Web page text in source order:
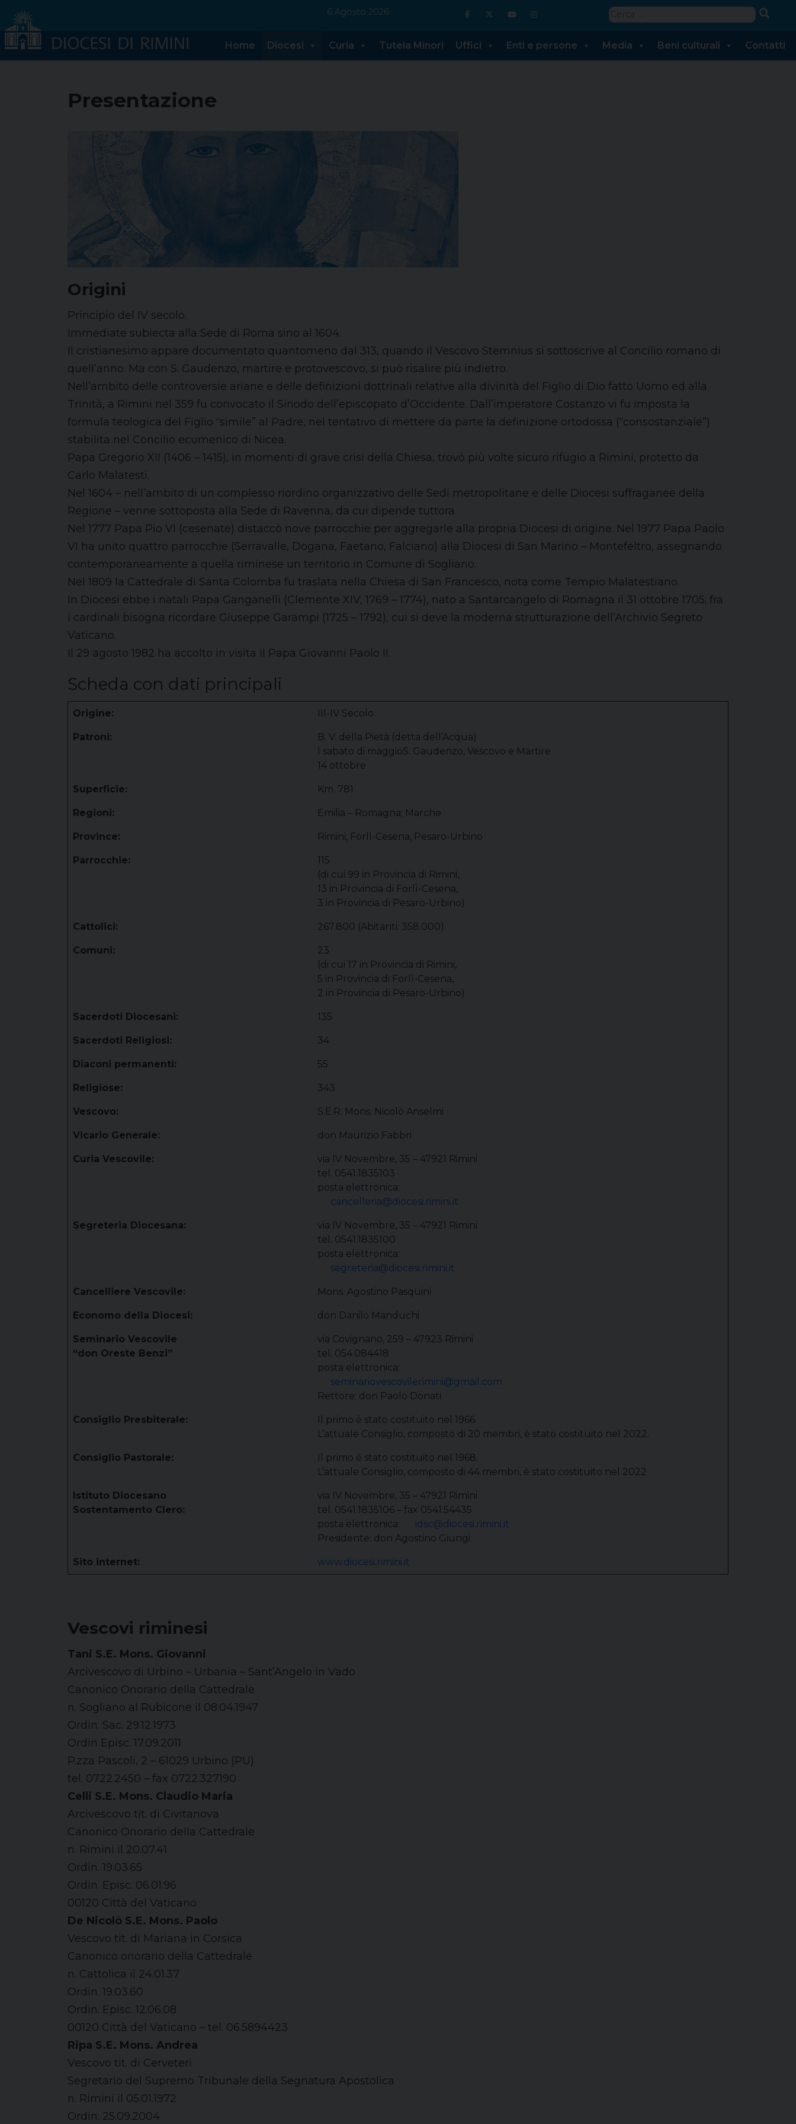
content
6 Agosto 2026
Ricerca
Home Diocesi Curia Tutela Minori Uffici Enti e persone Media Beni culturali Contatti
Presentazione
Origini
Principio del IV secolo.
Immediate subiecta alla Sede di Roma sino al 1604.
Il cristianesimo appare documentato quantomeno dal 313, quando il Vescovo Stemnius si sottoscrive al Concilio romano di
quell’anno. Ma con S. Gaudenzo, martire e protovescovo, si può risalire più indietro.
Nell’ambito delle controversie ariane e delle definizioni dottrinali relative alla divinità del Figlio di Dio fatto Uomo ed alla
Trinità, a Rimini nel 359 fu convocato il Sinodo dell’episcopato d’Occidente. Dall’imperatore Costanzo vi fu imposta la
formula teologica del Figlio “simile” al Padre, nel tentativo di mettere da parte la definizione ortodossa (“consostanziale”)
stabilita nel Concilio ecumenico di Nicea.
Papa Gregorio XII (1406 – 1415), in momenti di grave crisi della Chiesa, trovò più volte sicuro rifugio a Rimini, protetto da
Carlo Malatesti.
Nel 1604 – nell’ambito di un complesso riordino organizzativo delle Sedi metropolitane e delle Diocesi suffraganee della
Regione – venne sottoposta alla Sede di Ravenna, da cui dipende tuttora.
Nel 1777 Papa Pio VI (cesenate) distaccò nove parrocchie per aggregarle alla propria Diocesi di origine. Nel 1977 Papa Paolo
VI ha unito quattro parrocchie (Serravalle, Dogana, Faetano, Falciano) alla Diocesi di San Marino – Montefeltro, assegnando
contemporaneamente a quella riminese un territorio in Comune di Sogliano.
Nel 1809 la Cattedrale di Santa Colomba fu traslata nella Chiesa di San Francesco, nota come Tempio Malatestiano.
In Diocesi ebbe i natali Papa Ganganelli (Clemente XIV, 1769 – 1774), nato a Santarcangelo di Romagna il 31 ottobre 1705; fra
i cardinali bisogna ricordare Giuseppe Garampi (1725 – 1792), cui si deve la moderna strutturazione dell’Archivio Segreto
Vaticano.
Il 29 agosto 1982 ha accolto in visita il Papa Giovanni Paolo II.
Scheda con dati principali
Origine: III-IV Secolo.
Patroni:
B. V. della Pietà (detta dell’Acqua)
I sabato di maggioS. Gaudenzo, Vescovo e Martire
14 ottobre
Superficie: Km. 781
Regioni: Emilia – Romagna; Marche
Province: Rimini, Forlì-Cesena, Pesaro-Urbino
Parrocchie:
115
(di cui 99 in Provincia di Rimini,
13 in Provincia di Forlì-Cesena,
3 in Provincia di Pesaro-Urbino)
Cattolici: 267.800 (Abitanti: 358.000)
Comuni:
23
(di cui 17 in Provincia di Rimini,
5 in Provincia di Forlì-Cesena,
2 in Provincia di Pesaro-Urbino)
Sacerdoti Diocesani: 135
Sacerdoti Religiosi: 34
Diaconi permanenti: 55
Religiose: 343
Vescovo: S.E.R. Mons. Nicolò Anselmi
Vicario Generale: don Maurizio Fabbri
Curia Vescovile:
via IV Novembre, 35 – 47921 Rimini
tel. 0541.1835103
posta elettronica:
cancelleria@diocesi.rimini.it
Segreteria Diocesana:
via IV Novembre, 35 – 47921 Rimini
tel. 0541.1835100
posta elettronica:
segreteria@diocesi.rimini.it
Cancelliere Vescovile: Mons. Agostino Pasquini
Economo della Diocesi: don Danilo Manduchi
Seminario Vescovile
“don Oreste Benzi”
via Covignano, 259 – 47923 Rimini
tel. 054.084418
posta elettronica:
seminariovescovilerimini@gmail.com
Rettore: don Paolo Donati
Consiglio Presbiterale:
Il primo è stato costituito nel 1966.
L’attuale Consiglio, composto di 20 membri, è stato costituito nel 2022.
Consiglio Pastorale:
Il primo è stato costituito nel 1968.
L’attuale Consiglio, composto di 44 membri, è stato costituito nel 2022
Istituto Diocesano
Sostentamento Clero:
via IV Novembre, 35 – 47921 Rimini
tel. 0541.1835106 – fax 0541.54435
posta elettronica:
idsc@diocesi.rimini.it
Presidente: don Agostino Giungi
Sito internet: www.diocesi.rimini.it
Vescovi riminesi
Tani S.E. Mons. Giovanni
Arcivescovo di Urbino – Urbania – Sant’Angelo in Vado
Canonico Onorario della Cattedrale
n. Sogliano al Rubicone il 08.04.1947
Ordin. Sac. 29.12.1973
Ordin Episc. 17.09.2011
P.zza Pascoli, 2 – 61029 Urbino (PU)
tel. 0722.2450 – fax 0722.327190
Celli S.E. Mons. Claudio Maria
Arcivescovo tit. di Civitanova
Canonico Onorario della Cattedrale
n. Rimini il 20.07.41
Ordin. 19.03.65
Ordin. Episc. 06.01.96
00120 Città del Vaticano
De Nicolò S.E. Mons. Paolo
Vescovo tit. di Mariana in Corsica
Canonico onorario della Cattedrale
n. Cattolica il 24.01.37
Ordin. 19.03.60
Ordin. Episc. 12.06.08
00120 Città del Vaticano – tel. 06.5894423
Ripa S.E. Mons. Andrea
Vescovo tit. di Cerveteri
Segretario del Supremo Tribunale della Segnatura Apostolica
n. Rimini il 05.01.1972
Ordin. 25.09.2004